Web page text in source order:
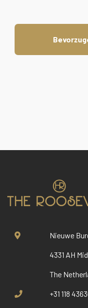
Nieuwe
4331 AH
The
+31 118